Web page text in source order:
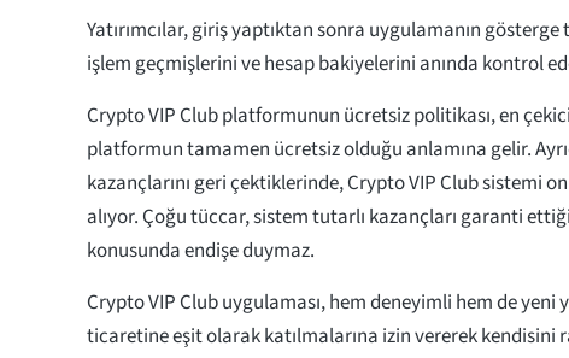
Yatırımcılar, giriş yaptıktan sonra uygulamanın
işlem geçmişlerini ve hesap bakiyelerini anında kontrol
Crypto VIP Club platformunun ücretsiz politikası, en
platformun tamamen ücretsiz olduğu anlamına gelir.
kazançlarını geri çektiklerinde, Crypto VIP Club sistemi
alıyor. Çoğu tüccar, sistem tutarlı kazançları garanti
konusunda endişe duymaz.
Crypto VIP Club uygulaması, hem deneyimli hem de yeni
ticaretine eşit olarak katılmalarına izin vererek kendisini